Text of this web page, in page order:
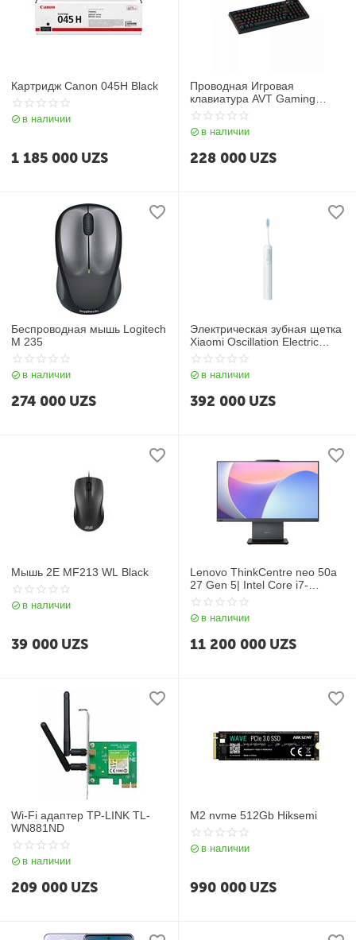
Картридж Canon 045H Black
в наличии
1 185 000 UZS
Проводная Игровая
клавиатура AVT Gaming
KGW05 чёрный
в наличии
228 000 UZS
Беспроводная мышь Logitech
M 235
в наличии
274 000 UZS
Электрическая зубная щетка
Xiaomi Oscillation Electric
Toothbrush
в наличии
392 000 UZS
Мышь 2Е MF213 WL Black
в наличии
39 000 UZS
Lenovo ThinkCentre neo 50a
27 Gen 5| Intel Core i7-
13620H| DDR5 16GB| SSD
512GB| 27″ FHD (1920×1080)
IPS| Intel UHD Graphics|
Grey
в наличии
11 200 000 UZS
Wi-Fi адаптер TP-LINK TL-
WN881ND
в наличии
209 000 UZS
M2 nvme 512Gb Hiksemi
в наличии
990 000 UZS